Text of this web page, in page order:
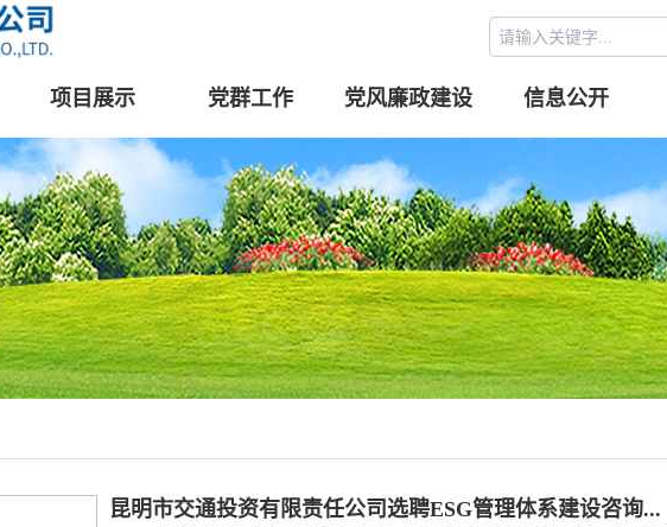
项目展示 党群工作 党风廉政建设 信息公开
昆明市交通投资有限责任公司选聘ESG管理体系建设咨询...